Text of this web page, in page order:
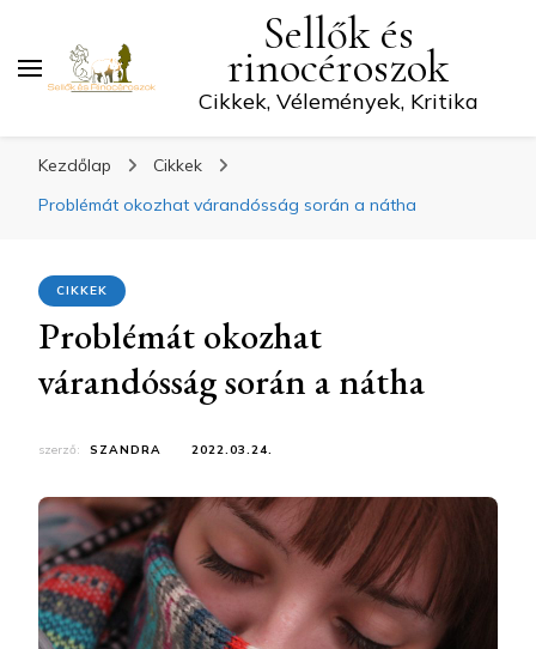
Sellők és
rinocéroszok
Cikkek, Vélemények, Kritika
Kezdőlap
Cikkek
Problémát okozhat várandósság során a nátha
CIKKEK
Problémát okozhat
várandósság során a nátha
szerző: SZANDRA 2022.03.24.